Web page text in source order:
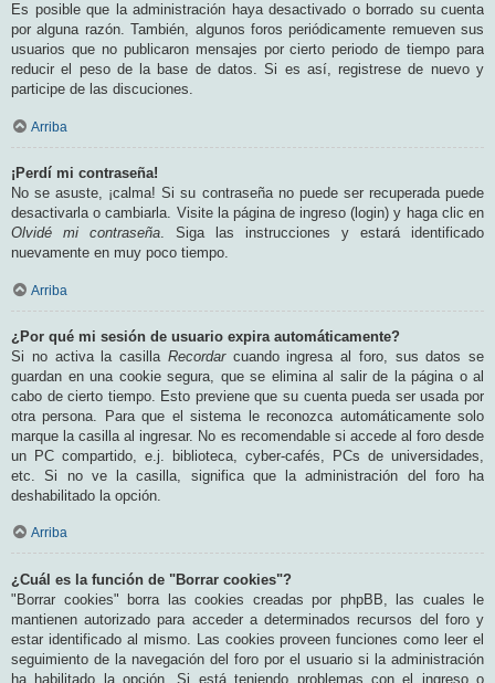
Es posible que la administración haya desactivado o borrado su cuenta
por alguna razón. También, algunos foros periódicamente remueven sus
usuarios que no publicaron mensajes por cierto periodo de tiempo para
reducir el peso de la base de datos. Si es así, registrese de nuevo y
participe de las discuciones.
Arriba
¡Perdí mi contraseña!
No se asuste, ¡calma! Si su contraseña no puede ser recuperada puede
desactivarla o cambiarla. Visite la página de ingreso (login) y haga clic en
Olvidé mi contraseña. Siga las instrucciones y estará identificado
nuevamente en muy poco tiempo.
Arriba
¿Por qué mi sesión de usuario expira automáticamente?
Si no activa la casilla Recordarcuando ingresa al foro, sus datos se
guardan en una cookie segura, que se elimina al salir de la página o al
cabo de cierto tiempo. Esto previene que su cuenta pueda ser usada por
otra persona. Para que el sistema le reconozca automáticamente solo
marque la casilla al ingresar. No es recomendable si accede al foro desde
un PC compartido, e.j. biblioteca, cyber-cafés, PCs de universidades,
etc. Si no ve la casilla, significa que la administración del foro ha
deshabilitado la opción.
Arriba
¿Cuál es la función de "Borrar cookies"?
"Borrar cookies" borra las cookies creadas por phpBB, las cuales le
mantienen autorizado para acceder a determinados recursos del foro y
estar identificado al mismo. Las cookies proveen funciones como leer el
seguimiento de la navegación del foro por el usuario si la administración
ha habilitado la opción. Si está teniendo problemas con el ingreso o